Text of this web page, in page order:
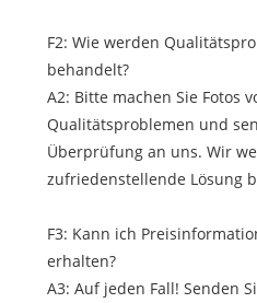
F2: Wie werden
behandelt?
A2: Bitte machen Sie Fotos
Qualitätsproblemen und
Überprüfung an uns. Wir
zufriedenstellende Lösung
F3: Kann ich
erhalten?
A3: Auf jeden Fall! Senden